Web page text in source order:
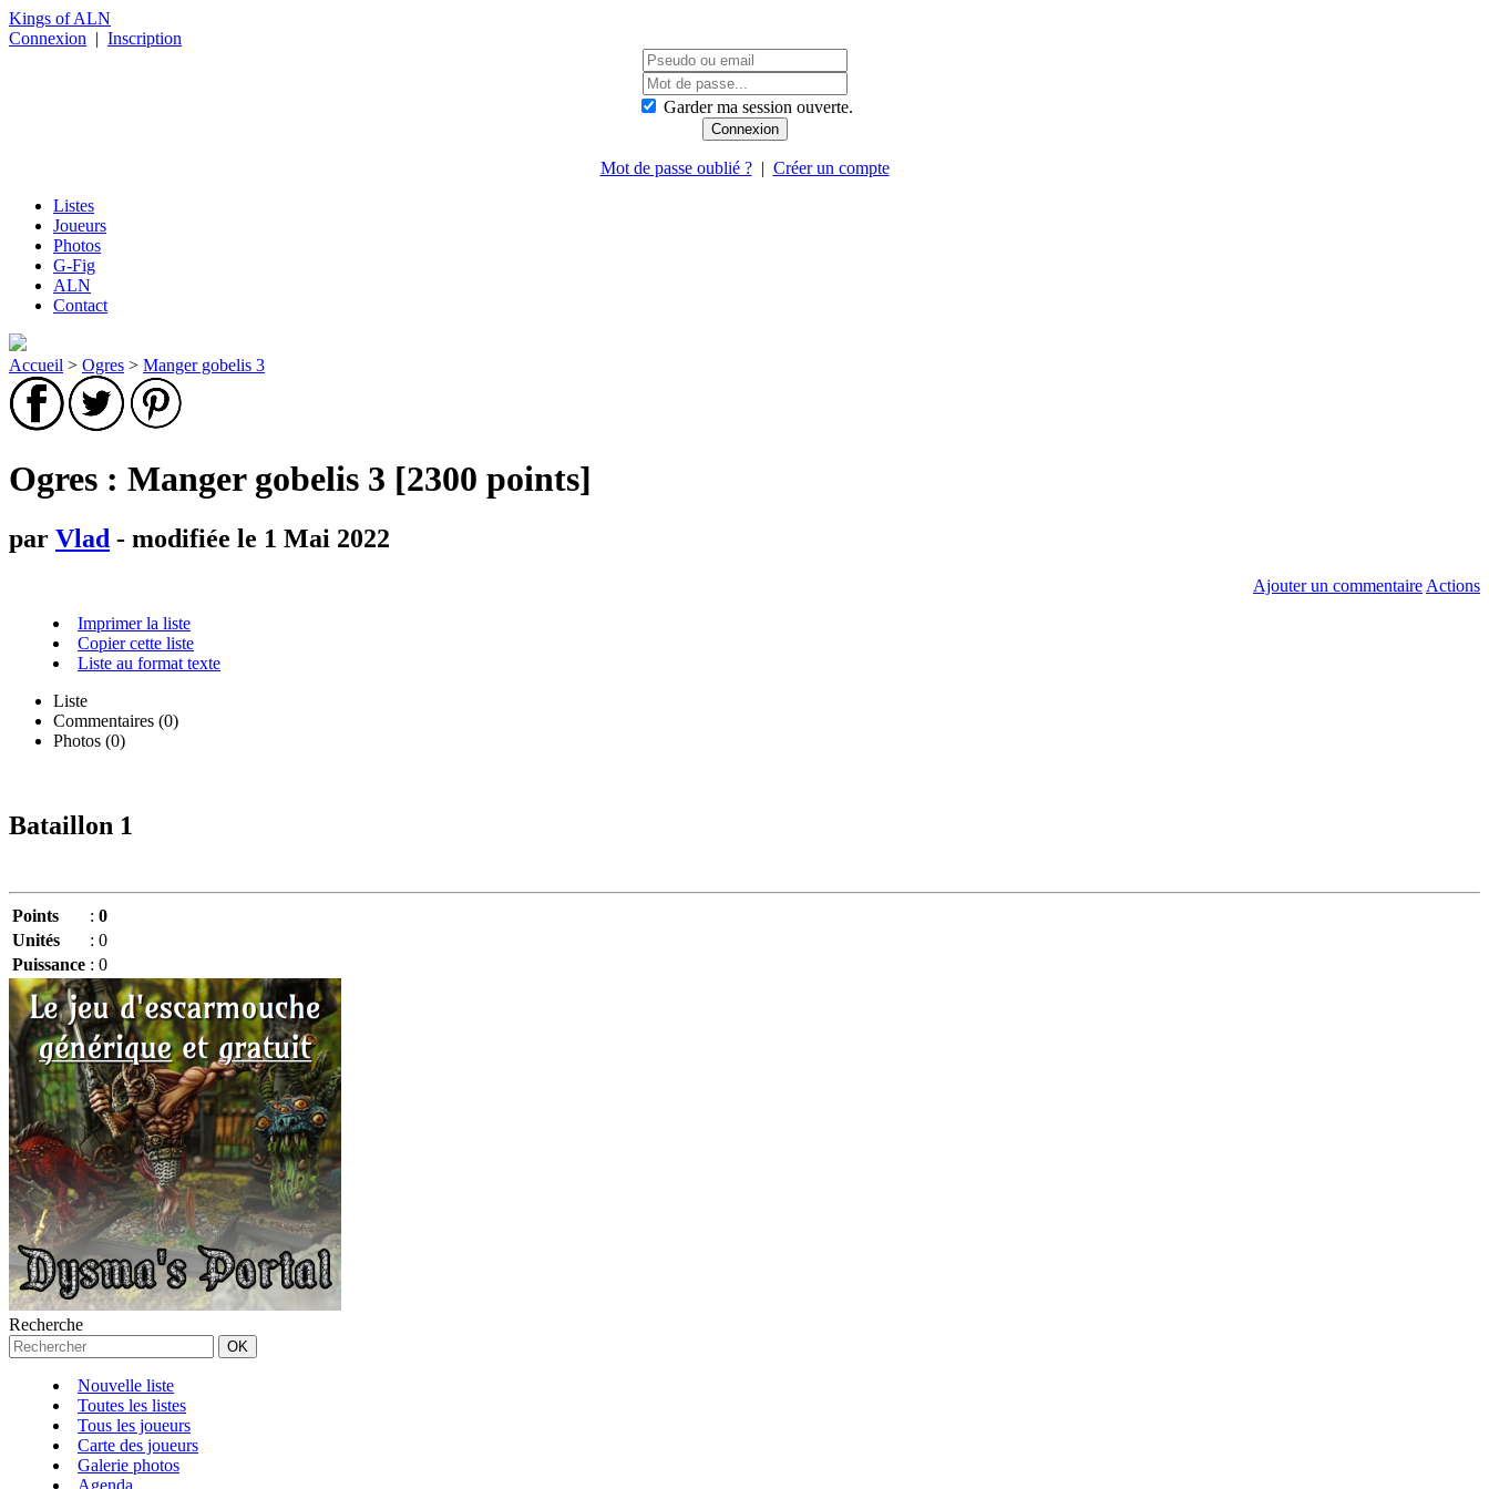
Kings of ALN
Connexion | Inscription
Garder ma session ouverte.
Mot de passe oublié ?| Créer un compte
Listes
Joueurs
Photos
G-Fig
ALN
Contact
Accueil > Ogres > Manger gobelis 3
Ogres : Manger gobelis 3 [2300 points]
par Vlad - modifiée le 1 Mai 2022
Ajouter un commentaire Actions
Imprimer la liste
Copier cette liste
Liste au format texte
Liste
Commentaires (0)
Photos (0)
Bataillon 1
Points : 0
Unités
: 0
Puissance : 0
Recherche
Nouvelle liste
Toutes les listes
Tous les joueurs
Carte des joueurs
Galerie photos
Agenda